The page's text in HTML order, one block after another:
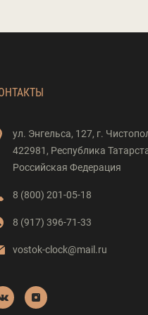
ул. Энгельса, 127, г.
422981, Республика
Российская Федерация
8 (800) 201-05-18
8 (917) 396-71-33
vostok-clock@mail.ru